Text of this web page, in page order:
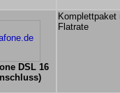
DSL 16
Komplettpaket
Flatrate